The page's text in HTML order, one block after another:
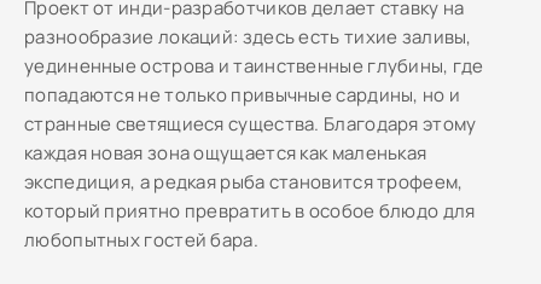
Проект от инди-разработчиков делает ставку на
разнообразие локаций: здесь есть тихие заливы,
уединенные острова и таинственные глубины, где
попадаются не только привычные сардины, но и
странные светящиеся существа. Благодаря этому
каждая новая зона ощущается как маленькая
экспедиция, а редкая рыба становится трофеем,
который приятно превратить в особое блюдо для
любопытных гостей бара.